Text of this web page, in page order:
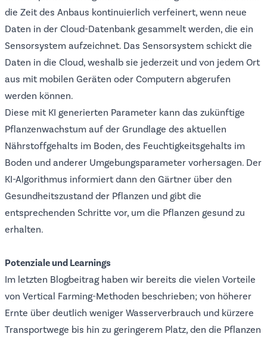
die Zeit des Anbaus kontinuierlich verfeinert, wenn neue
Daten in der Cloud-Datenbank gesammelt werden, die ein
Sensorsystem aufzeichnet. Das Sensorsystem schickt die
Daten in die Cloud, weshalb sie jederzeit und von jedem Ort
aus mit mobilen Geräten oder Computern abgerufen
werden können.
Diese mit KI generierten Parameter kann das zukünftige
Pflanzenwachstum auf der Grundlage des aktuellen
Nährstoffgehalts im Boden, des Feuchtigkeitsgehalts im
Boden und anderer Umgebungsparameter vorhersagen. Der
KI-Algorithmus informiert dann den Gärtner über den
Gesundheitszustand der Pflanzen und gibt die
entsprechenden Schritte vor, um die Pflanzen gesund zu
erhalten.
Potenziale und Learnings
Im letzten Blogbeitrag haben wir bereits die vielen Vorteile
von Vertical Farming-Methoden beschrieben; von höherer
Ernte über deutlich weniger Wasserverbrauch und kürzere
Transportwege bis hin zu geringerem Platz, den die Pflanzen